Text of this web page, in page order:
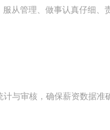
从管理、做事认真仔细
与审核，确保薪资数据